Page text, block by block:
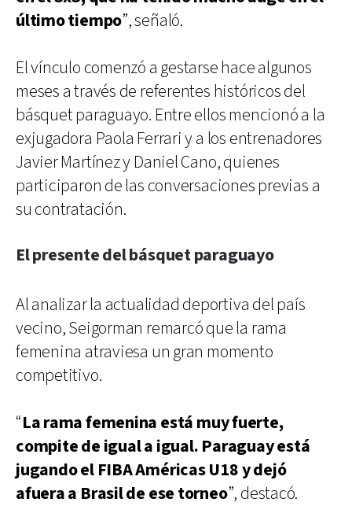
último tiempo”, señaló.
El vínculo comenzó a gestarse hace algunos
meses a través de referentes históricos del
básquet paraguayo. Entre ellos mencionó a la
exjugadora Paola Ferrari y a los entrenadores
Javier Martínez y Daniel Cano, quienes
participaron de las conversaciones previas a
su contratación.
El presente del básquet paraguayo
Al analizar la actualidad deportiva del país
vecino, Seigorman remarcó que la rama
femenina atraviesa un gran momento
competitivo.
“La rama femenina está muy fuerte,
compite de igual a igual. Paraguay está
jugando el FIBA Américas U18 y dejó
afuera a Brasil de ese torneo”, destacó.